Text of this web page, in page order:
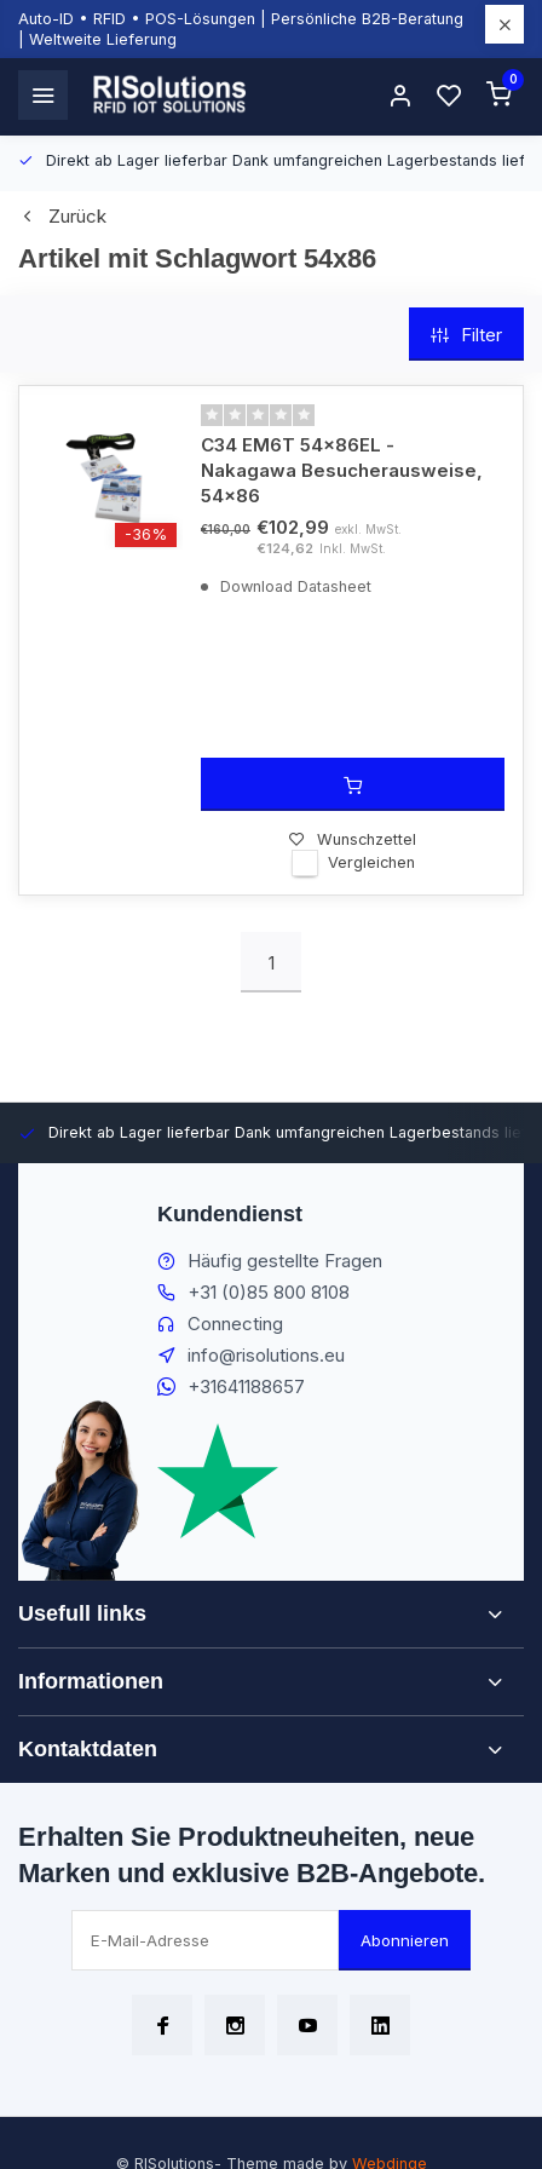
Auto-ID • RFID • POS-Lösungen | Persönliche B2B-Beratung
| Weltweite Lieferung
0
Direkt ab Lager lieferbar Dank umfangreichen Lagerbestands
Zurück
Artikel mit Schlagwort 54x86
Filter
-36%
C34 EM6T 54x86EL -
Nakagawa Besucherausweise,
54x86
€160,00 €102,99 exkl. MwSt.
€124,62 Inkl. MwSt.
Download Datasheet
Wunschzettel
Vergleichen
1
Direkt ab Lager lieferbar Dank umfangreichen Lagerbestands
Kundendienst
Häufig gestellte Fragen
+31 (0)85 800 8108
Connecting
info@risolutions.eu
+31641188657
Usefull links
Informationen
Kontaktdaten
Erhalten Sie Produktneuheiten, neue
Marken und exklusive B2B-Angebote.
Abonnieren
© RISolutions- Theme made by Webdinge